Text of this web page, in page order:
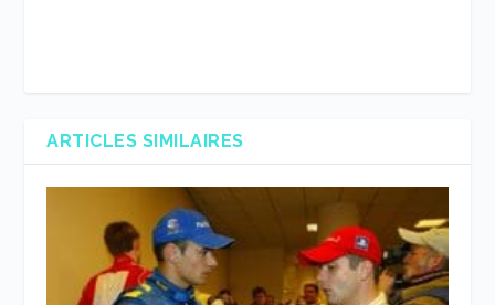
ARTICLES SIMILAIRES